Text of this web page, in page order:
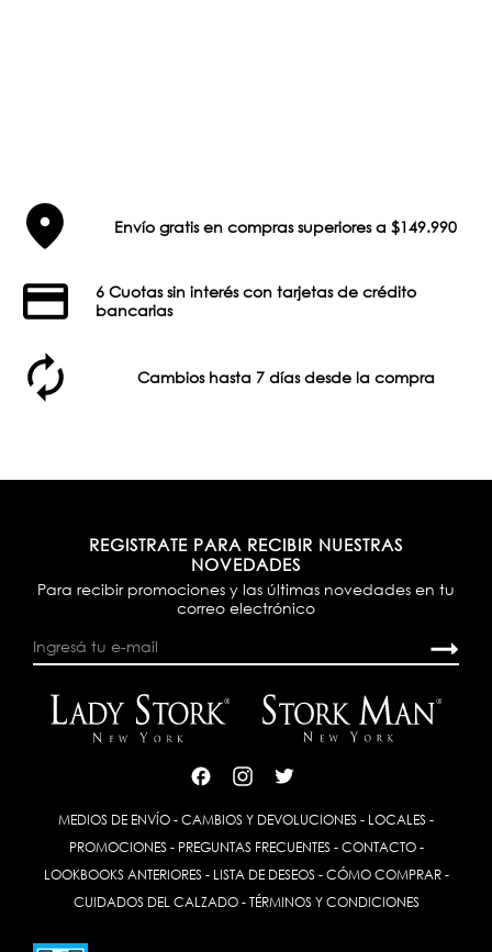
Envío gratis en compras superiores a $149.990
6 Cuotas sin interés con tarjetas de crédito
bancarias
Cambios hasta 7 días desde la compra
REGISTRATE PARA RECIBIR NUESTRAS
NOVEDADES
Para recibir promociones y las últimas novedades en tu
correo electrónico
MEDIOS DE ENVÍO - CAMBIOS Y DEVOLUCIONES - LOCALES -
PROMOCIONES- PREGUNTAS FRECUENTES- CONTACTO-
LOOKBOOKS ANTERIORES- LISTA DE DESEOS- CÓMO COMPRAR-
CUIDADOS DEL CALZADO- TÉRMINOS Y CONDICIONES